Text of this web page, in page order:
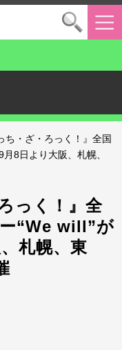
ち・ざ・ろっく！』全国
8日より大阪、札幌、
っく！』全
“We will”が
札幌、東